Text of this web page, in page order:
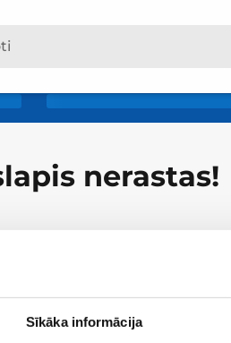
Sīkāka informācija
nerastas!